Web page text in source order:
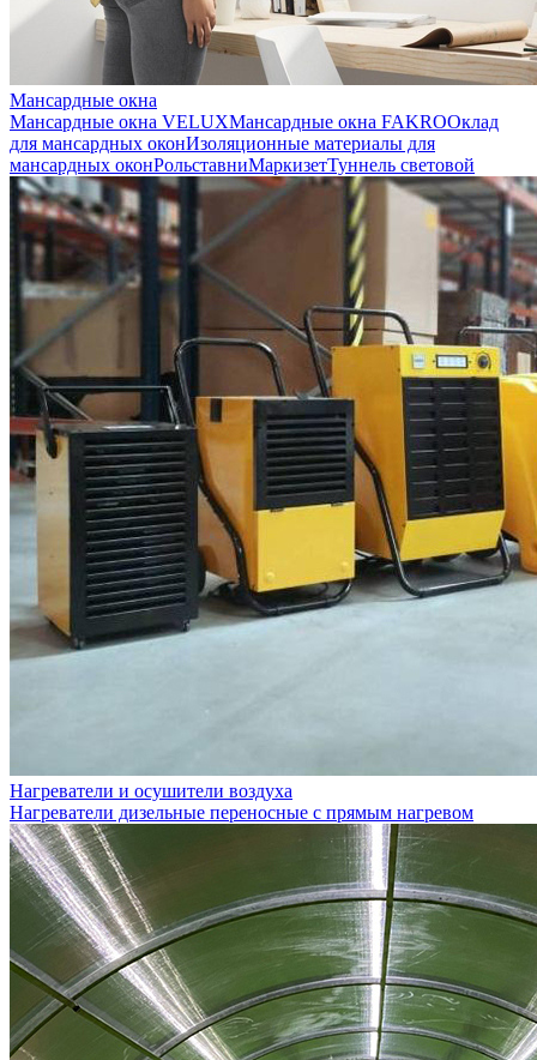
Мансардные окна
Мансардные окна VELUXМансардные окна FAKROОклад
для мансардных оконИзоляционные материалы для
мансардных оконРольставниМаркизетТуннель световой
Нагреватели и осушители воздуха
Нагреватели дизельные переносные с прямым нагревом